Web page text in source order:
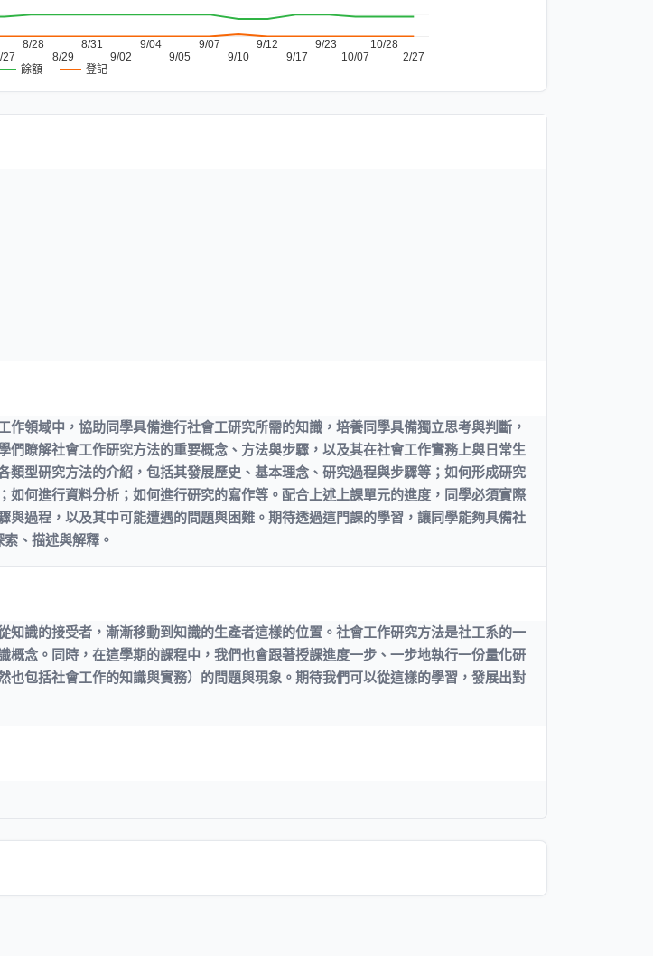
餘額 登記
27
8/28
8/29
8/31
9/02
9/04
9/05
9/07
9/10
9/12
9/17
9/23
10/07
10/28
2/27
領域中，協助同學具備進行社會工研究所需的知識，培養同學具備獨立思考與判斷，
瞭解社會工作研究方法的重要概念、方法與步驟，以及其在社會工作實務上與日常生
型研究方法的介紹，包括其發展歷史、基本理念、研究過程與步驟等；如何形成研究
何進行資料分析；如何進行研究的寫作等。配合上述上課單元的進度，同學必須實際
過程，以及其中可能遭遇的問題與困難。期待透過這門課的學習，讓同學能夠具備社
、描述與解釋。
識的接受者，漸漸移動到知識的生產者這樣的位置。社會工作研究方法是社工系的一
念。同時，在這學期的課程中，我們也會跟著授課進度一步、一步地執行一份量化研
包括社會工作的知識與實務）的問題與現象。期待我們可以從這樣的學習，發展出對